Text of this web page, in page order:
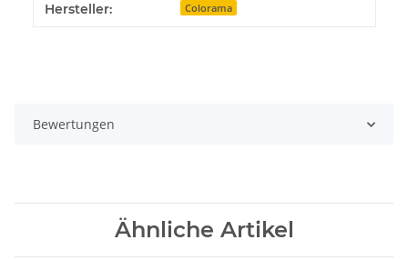
Hersteller: Colorama
Bewertungen
Ähnliche Artikel